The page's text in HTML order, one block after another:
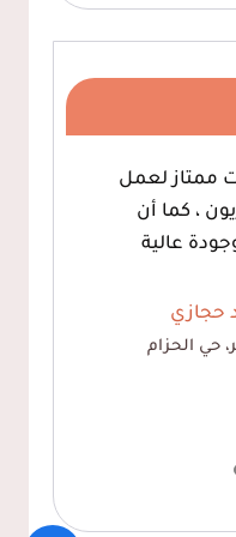
ممتاز لعمل
، كما أن
عالية
حجازي
حي الحزام